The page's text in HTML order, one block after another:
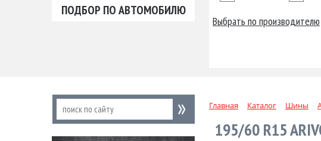
ПОДБОР ПО АВТОМОБИЛЮ
Выбрать по производителю
Главная Каталог Шины
195/60 R15